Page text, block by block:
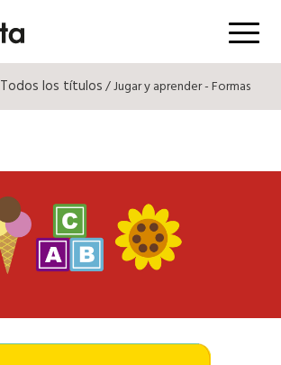
Menú
Todos los títulos/ Jugar y aprender - Formas